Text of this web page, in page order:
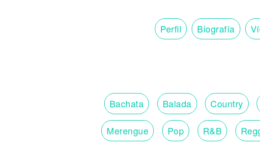
Perfil Biografía
Bachata Balada Country
Merengue Pop R&B